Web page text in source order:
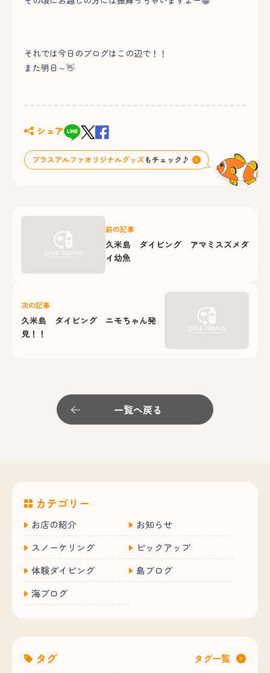
それでは今日のブログはこの辺で！！
また明日～👋
シェア
前の記事
久米島 ダイビング アマミスズメダ
イ幼魚
次の記事
久米島 ダイビング ニモちゃん発
見！！
一覧へ戻る
カテゴリー
お店の紹介
お知らせ
スノーケリング
ピックアップ
体験ダイビング
島ブログ
海ブログ
タグ タグ一覧